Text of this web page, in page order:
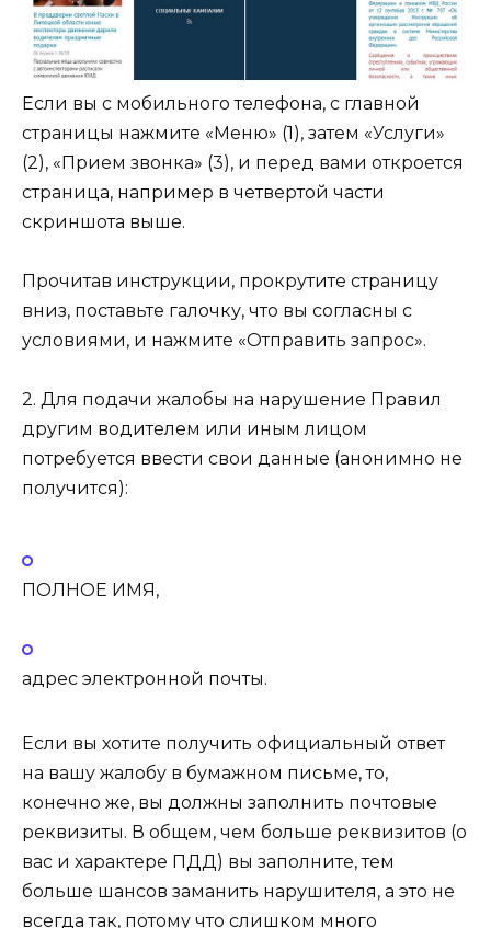
Если вы с мобильного телефона, с главной
страницы нажмите «Меню» (1), затем «Услуги»
(2), «Прием звонка» (3), и перед вами откроется
страница, например в четвертой части
скриншота выше.
Прочитав инструкции, прокрутите страницу
вниз, поставьте галочку, что вы согласны с
условиями, и нажмите «Отправить запрос».
2. Для подачи жалобы на нарушение Правил
другим водителем или иным лицом
потребуется ввести свои данные (анонимно не
получится):
ПОЛНОЕ ИМЯ,
адрес электронной почты.
Если вы хотите получить официальный ответ
на вашу жалобу в бумажном письме, то,
конечно же, вы должны заполнить почтовые
реквизиты. В общем, чем больше реквизитов (о
вас и характере ПДД) вы заполните, тем
больше шансов заманить нарушителя, а это не
всегда так, потому что слишком много